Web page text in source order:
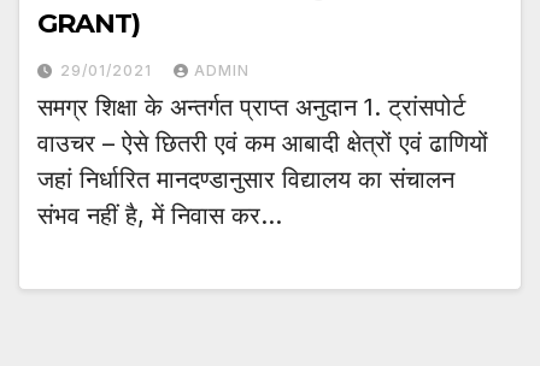
GRANT)
29/01/2021 ADMIN
समग्र शिक्षा के अन्तर्गत प्राप्त अनुदान 1. ट्रांसपोर्ट
वाउचर – ऐसे छितरी एवं कम आबादी क्षेत्रों एवं ढाणियों
जहां निर्धारित मानदण्डानुसार विद्यालय का संचालन
संभव नहीं है, में निवास कर…